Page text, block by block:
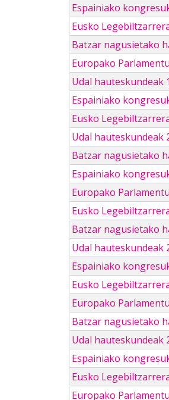
Espainiako
Eusko
Batzar nagusietako
Europako
Udal hauteskundeak
Espainiako
Eusko
Udal hauteskundeak
Batzar nagusietako
Espainiako
Europako
Eusko
Batzar nagusietako
Udal hauteskundeak
Espainiako
Eusko
Europako
Batzar nagusietako
Udal hauteskundeak
Espainiako
Eusko
Europako